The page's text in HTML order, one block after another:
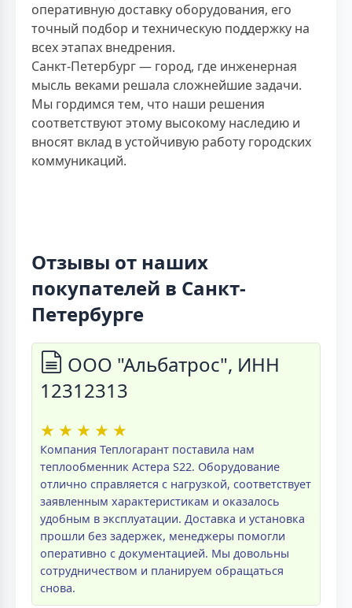
оперативную доставку оборудования, его
точный подбор и техническую поддержку на
всех этапах внедрения.
Санкт-Петербург — город, где инженерная
мысль веками решала сложнейшие задачи.
Мы гордимся тем, что наши решения
соответствуют этому высокому наследию и
вносят вклад в устойчивую работу городских
коммуникаций.
Отзывы от наших
покупателей в Санкт-
Петербурге
ООО "Альбатрос", ИНН
12312313
★ ★ ★ ★ ★
Компания Теплогарант поставила нам
теплообменник Астера S22. Оборудование
отлично справляется с нагрузкой, соответствует
заявленным характеристикам и оказалось
удобным в эксплуатации. Доставка и установка
прошли без задержек, менеджеры помогли
оперативно с документацией. Мы довольны
сотрудничеством и планируем обращаться
снова.